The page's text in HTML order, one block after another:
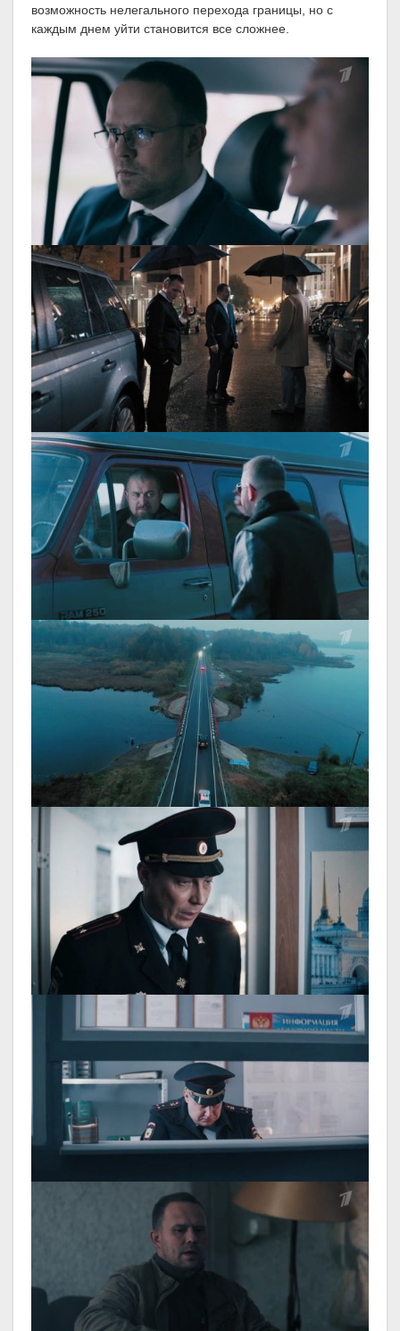
возможность нелегального перехода границы, но с
каждым днем уйти становится все сложнее.